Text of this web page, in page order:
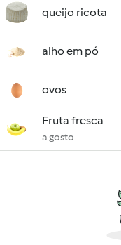
queijo ricota
alho em pó
ovos
Fruta fresca
a gosto